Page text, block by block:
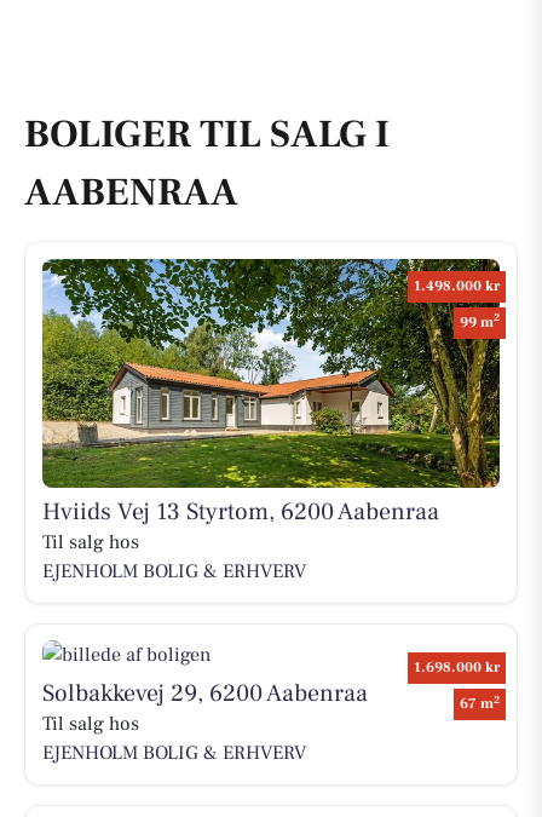
BOLIGER TIL SALG I
AABENRAA
1.498.000 kr
99 m2
Hviids Vej 13 Styrtom, 6200 Aabenraa
Til salg hos
EJENHOLM BOLIG & ERHVERV
1.698.000 kr
67 m2
Solbakkevej 29, 6200 Aabenraa
Til salg hos
EJENHOLM BOLIG & ERHVERV